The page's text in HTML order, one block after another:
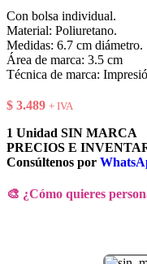
Con bolsa individual.
Material: Poliuretano.
Medidas: 6.7 cm diámetro.
Área de marca: 3.5 cm
Técnica de marca:
$ 3.489 + IVA
1 Unidad SIN MARCA
PRECIOS E
Consúltenos por
🎨 ¿Cómo quieres